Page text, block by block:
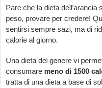
Pare che la dieta dell’arancia
peso, provare per credere!
sentirsi sempre sazi, ma di
calorie al giorno.
Una dieta del genere vi
consumare meno di 1500
tratta di una dieta a base di